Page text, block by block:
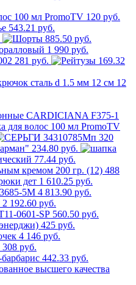
120 руб.
543.21 руб.
885.50 руб.
1 990 руб.
281 руб.
169.32
320
234.80 руб.
77.44 руб.
488
1 610.25 руб.
4 813.90 руб.
2 192.60 руб.
560.50 руб.
425 руб.
4 146 руб.
308 руб.
442.33 руб.